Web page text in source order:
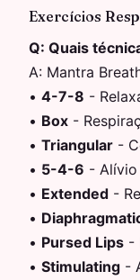
Exercícios
Q: Quais
A: Mantra
• 4-7-8 -
• Box -
• Triangular -
• 5-4-6 - Alívio
• Extended -
•
• Pursed Lips -
• Stimulating -